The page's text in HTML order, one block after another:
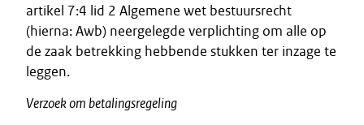
artikel 7:4 lid 2 Algemene wet bestuursrecht
(hierna: Awb) neergelegde verplichting om alle op
de zaak betrekking hebbende stukken ter inzage te
leggen.
Verzoek om betalingsregeling